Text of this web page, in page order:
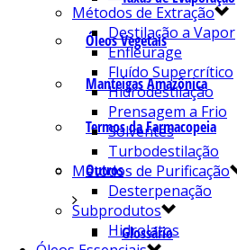
Óleos Vegetais
Manteigas Amazônica
Termos da Farmacopeia
Outros
Glossário
Métodos de Extração
Destilação a Vapor
Enfleurage
Fluído Supercrítico
Hidrodestilação
Prensagem a Frio
Solventes
Turbodestilação
Métodos de Purificação
Desterpenação
Subprodutos
Hidrolatos